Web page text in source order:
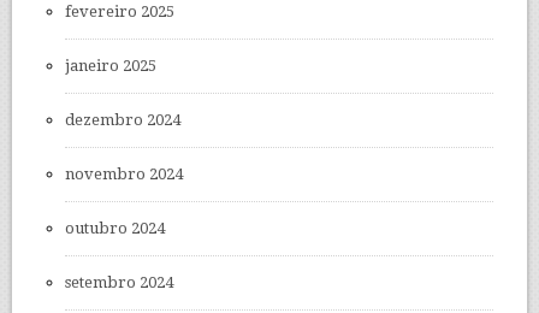
fevereiro 2025
janeiro 2025
dezembro 2024
novembro 2024
outubro 2024
setembro 2024